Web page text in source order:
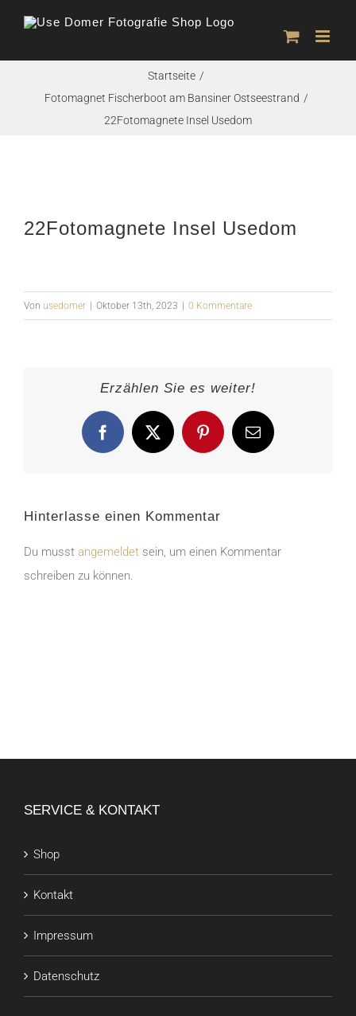
springen
Startseite
Fotomagnet Fischerboot am Bansiner Ostseestrand
22Fotomagnete Insel Usedom
22Fotomagnete Insel Usedom
Von usedomer Oktober 13th, 2023 0 Kommentare
Erzählen Sie es weiter!
Facebook
X PinterestE-
Mail
Hinterlasse einen Kommentar
Du musst angemeldet sein, um einen Kommentar
schreiben zu können.
SERVICE & KONTAKT
Shop
Kontakt
Impressum
Datenschutz